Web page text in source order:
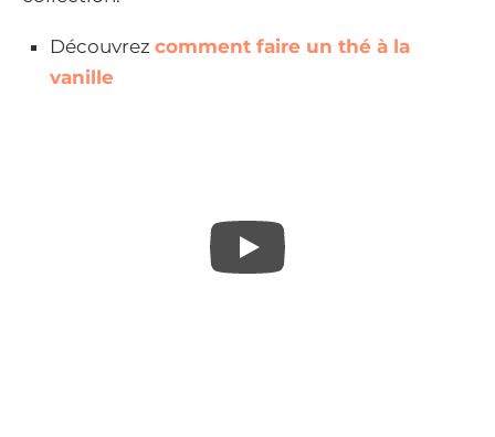
Découvrez comment faire un thé à la
vanille